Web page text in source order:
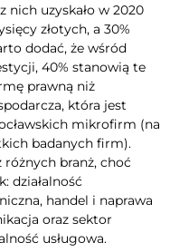
nich uzyskało w 2020
złotych, a 30%
dodać, że wśród
40% stanowią te
prawną niż
która jest
mikrofirm (na
badanych firm).
branż, choć
działalność
handel i naprawa
oraz sektor
usługowa.